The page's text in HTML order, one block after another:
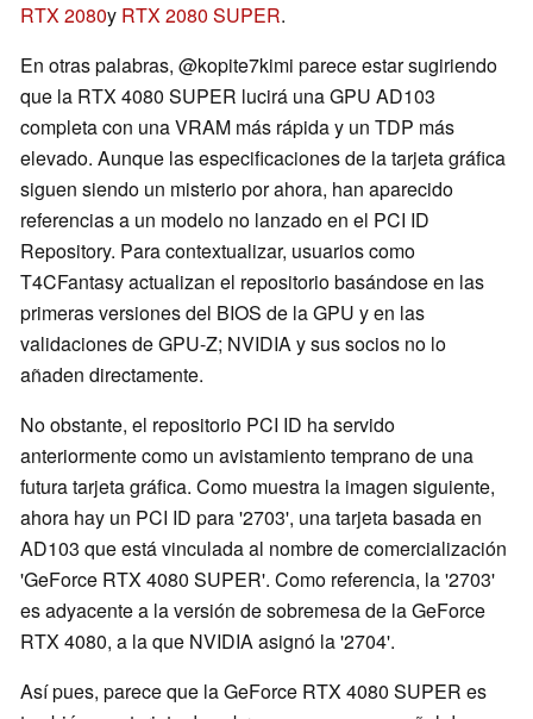
RTX 2080y RTX 2080 SUPER.
En otras palabras, @kopite7kimi parece estar sugiriendo
que la RTX 4080 SUPER lucirá una GPU AD103
completa con una VRAM más rápida y un TDP más
elevado. Aunque las especificaciones de la tarjeta gráfica
siguen siendo un misterio por ahora, han aparecido
referencias a un modelo no lanzado en el PCI ID
Repository. Para contextualizar, usuarios como
T4CFantasy actualizan el repositorio basándose en las
primeras versiones del BIOS de la GPU y en las
validaciones de GPU-Z; NVIDIA y sus socios no lo
añaden directamente.
No obstante, el repositorio PCI ID ha servido
anteriormente como un avistamiento temprano de una
futura tarjeta gráfica. Como muestra la imagen siguiente,
ahora hay un PCI ID para '2703', una tarjeta basada en
AD103 que está vinculada al nombre de comercialización
'GeForce RTX 4080 SUPER'. Como referencia, la '2703'
es adyacente a la versión de sobremesa de la GeForce
RTX 4080, a la que NVIDIA asignó la '2704'.
Así pues, parece que la GeForce RTX 4080 SUPER es